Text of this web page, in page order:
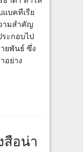
แบคทีเรีย
ามสำคัญ
ะกอบไป
ยพันธ์ ซึ่ง
อย่าง
สือน่า